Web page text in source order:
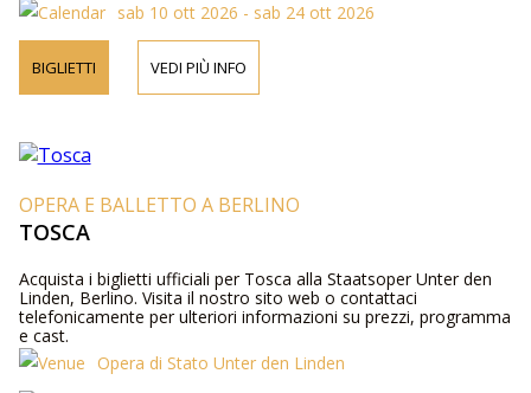
sab 10 ott 2026 - sab 24 ott 2026
BIGLIETTI VEDI PIÙ INFO
OPERA E BALLETTO A BERLINO
TOSCA
Acquista i biglietti ufficiali per Tosca alla Staatsoper Unter den
Linden, Berlino. Visita il nostro sito web o contattaci
telefonicamente per ulteriori informazioni su prezzi, programma
e cast.
Opera di Stato Unter den Linden